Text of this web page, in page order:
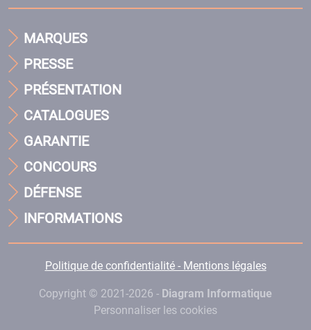
MARQUES
PRESSE
PRÉSENTATION
CATALOGUES
GARANTIE
CONCOURS
DÉFENSE
INFORMATIONS
Politique de confidentialité - Mentions légales
Copyright © 2021-2026 - Diagram Informatique
Personnaliser les cookies